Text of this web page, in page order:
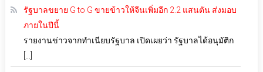
รัฐบาลขยาย G to G ขายข้าวให้จีนเพิ่มอีก 2.2 แสนตัน ส่งมอบ
ภายในปีนี้
รายงานข่าวจากทำเนียบรัฐบาล เปิดเผยว่า รัฐบาลได้อนุมัติก
[…]